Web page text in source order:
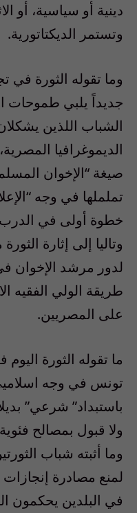
دينية أو سياسية، أو
وتستمر الديكتاتورية.
وما تقوله الثورة في
جديداً يلبي طموحات
الشباب اللذين
الديموغرافيا
صيغة “الإخوان
تململها في وجه
خطوة أولى في الدرب
وتاليا إلى إثارة
لدور مرشد الإخوان
طريقة الولي الفقيه
على المصريين.
ما تقوله الثورة
تونس في وجه
باستبداد” شرعي”
ولا قبول بمصالح
وما أثبته شباب
لمنع مصادرة إنجازات
في البلدين يحكمون